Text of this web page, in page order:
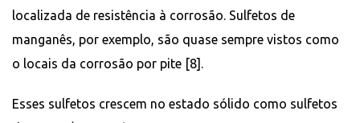
localizada de resistência à corrosão. Sulfetos de
manganês, por exemplo, são quase sempre vistos como
o locais da corrosão por pite [8].
Esses sulfetos crescem no estado sólido como sulfetos